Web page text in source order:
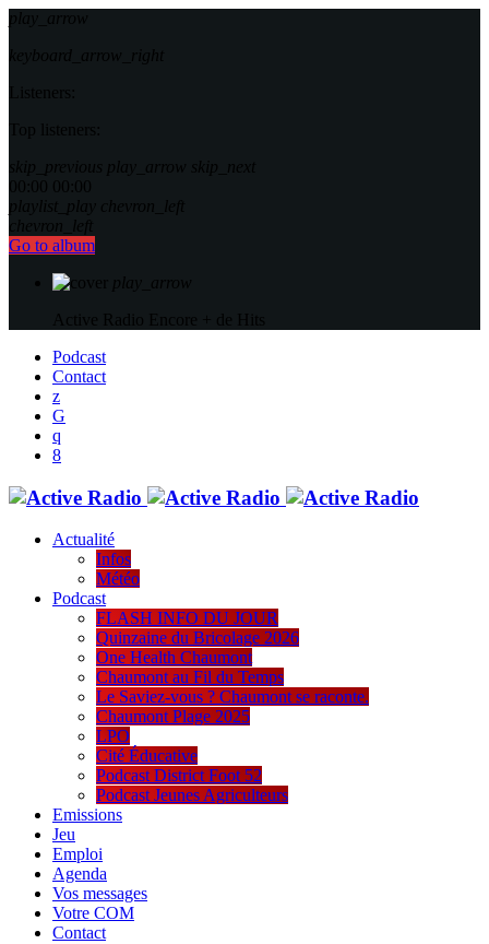
play_arrow
keyboard_arrow_right
Listeners:
Top listeners:
skip_previous play_arrow skip_next
00:00 00:00
playlist_play chevron_left
chevron_left
Go to album
play_arrow
Active Radio Encore + de Hits
Podcast
Contact
Actualité
Infos
Météo
Podcast
FLASH INFO DU JOUR
Quinzaine du Bricolage 2026
One Health Chaumont
Chaumont au Fil du Temps
Le Saviez-vous ? Chaumont se raconte.
Chaumont Plage 2025
LPO
Cité Éducative
Podcast District Foot 52
Podcast Jeunes Agriculteurs
Emissions
Jeu
Emploi
Agenda
Vos messages
Votre COM
Contact